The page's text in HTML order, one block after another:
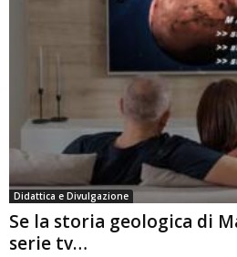
Didattica e Divulgazione
Se la storia geologica di
serie tv…